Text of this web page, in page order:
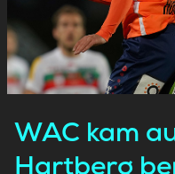
WAC kam
Hartberg